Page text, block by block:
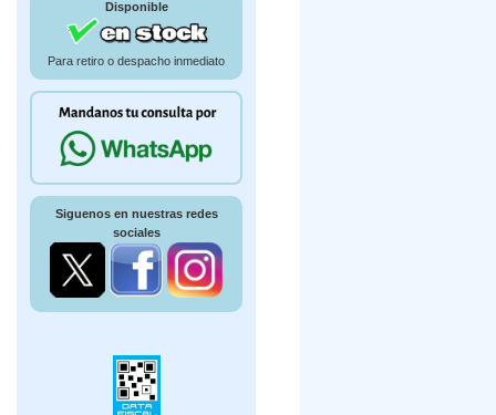
Disponible
Para retiro o despacho inmediato
Siguenos en nuestras redes
sociales